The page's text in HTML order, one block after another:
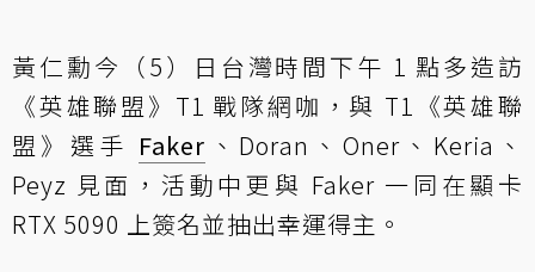
黃仁勳今（5）日台灣時間下午 1 點多造訪
《英雄聯盟》T1 戰隊網咖，與 T1《英雄聯
盟》選手 Faker 、Doran、Oner、Keria、
Peyz 見面，活動中更與 Faker 一同在顯卡
RTX 5090 上簽名並抽出幸運得主。